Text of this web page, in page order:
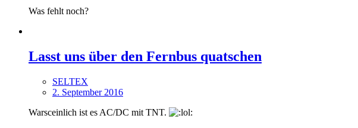
Was fehlt noch?
Lasst uns über den Fernbus quatschen
SELTEX
2. September 2016
Warsceinlich ist es AC/DC mit TNT.